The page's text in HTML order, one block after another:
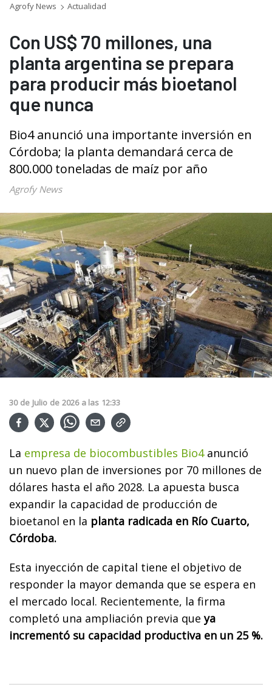
Agrofy News Actualidad
Con US$ 70 millones, una
planta argentina se prepara
para producir más bioetanol
que nunca
Bio4 anunció una importante inversión en
Córdoba; la planta demandará cerca de
800.000 toneladas de maíz por año
Agrofy News
30 de Julio de 2026 a las 12:33
La empresa de biocombustibles Bio4anunció
un nuevo plan de inversiones por 70 millones de
dólares hasta el año 2028. La apuesta busca
expandir la capacidad de producción de
bioetanol en la planta radicada en Río Cuarto,
Córdoba.
Esta inyección de capital tiene el objetivo de
responder la mayor demanda que se espera en
el mercado local. Recientemente, la firma
completó una ampliación previa queya
incrementó su capacidad productiva en un 25 %.